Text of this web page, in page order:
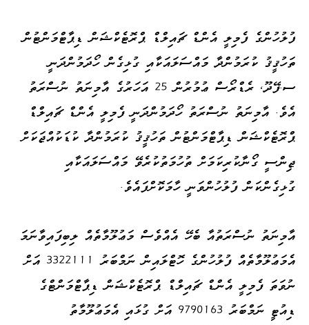
ފުލުހުންގެ ފެމިލީ އެންޑް ޗައިލްޑް ޕްރޮޓެކްޝަން ޑިޕާޓްމަންޓުން
ތަހުޤީޤު ކުރަމުންދާ މައްސަލައަކާއި ގުޅިގެން ހޯދަމުންދަނީ
ސ.ފޭދޫ، ރެޑްރޯސް ޢުމުރުން 25 އަހަރުގެ އާމިނަތު ނުސްރަތު
އެވެ. އާމިނަތު ނުސްރަތު ހޯދަމުންދަނީ ފެމިލީ އެންޑް ޗައިލްޑް
ޕްރޮޓެކްޝަން ޑިޕާޓްމަންޓުން ތަހުޤީޤު ކުރަމުންދާ ކުޑަކުއްޖަކަށް
ޖިންސީ ގޯނާކުރިކަމަށް ތުހުމަތުކުރެވޭ މައްސަލައަކާއި
ގުޅިގެންކަން ފުލުހުންވަނީ ހާމަކޮށްފައެވެ.
އާމިނަތު ނުސްރަތުއާ ބެހޭ އެއްވެސް މަޢުލޫމާތެއް ލިބިފައިވާނަމަ
އެމަޢުލޫމާތެއް ފުލުހުންގެ ހޮޓްލައިން ނަމްބަރު 3322111 އަށް
ނުވަތަ ފެމިލީ އެންޑް ޗައިލްޑް ޕްރޮޓެކްޝަން ޑިޕާޓްމަންޓްގެ
ޑިއުޓީ ނަމްބަރު 9790163 އަށް ގުޅައި އެމަޢުލޫމާތު